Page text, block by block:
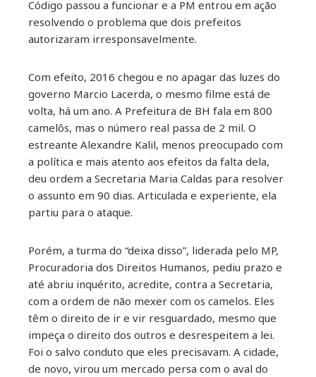
Código passou a funcionar e a PM entrou em ação
resolvendo o problema que dois prefeitos
autorizaram irresponsavelmente.
Com efeito, 2016 chegou e no apagar das luzes do
governo Marcio Lacerda, o mesmo filme está de
volta, há um ano. A Prefeitura de BH fala em 800
camelôs, mas o número real passa de 2 mil. O
estreante Alexandre Kalil, menos preocupado com
a política e mais atento aos efeitos da falta dela,
deu ordem a Secretaria Maria Caldas para resolver
o assunto em 90 dias. Articulada e experiente, ela
partiu para o ataque.
Porém, a turma do “deixa disso”, liderada pelo MP,
Procuradoria dos Direitos Humanos, pediu prazo e
até abriu inquérito, acredite, contra a Secretaria,
com a ordem de não mexer com os camelos. Eles
têm o direito de ir e vir resguardado, mesmo que
impeça o direito dos outros e desrespeitem a lei.
Foi o salvo conduto que eles precisavam. A cidade,
de novo, virou um mercado persa com o aval do